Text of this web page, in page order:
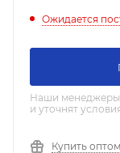
Ожидается
Наши менеджеры
и уточнят
Купить оптом